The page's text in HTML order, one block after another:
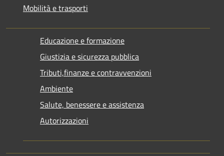
Mobilità e trasporti
Educazione e formazione
Giustizia e sicurezza pubblica
Tributi,finanze e contravvenzioni
Ambiente
Salute, benessere e assistenza
Autorizzazioni